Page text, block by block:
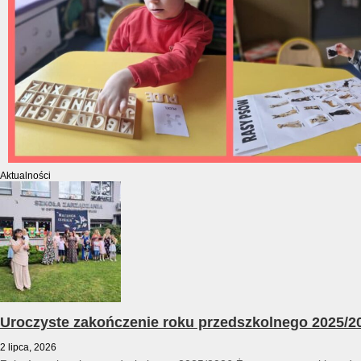
Aktualności
Uroczyste zakończenie roku przedszkolnego 2025/
2 lipca, 2026